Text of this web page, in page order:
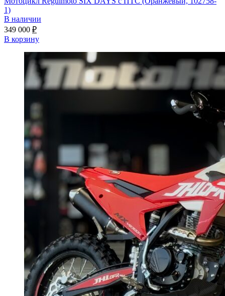
1)
В наличии
349 000 ₽
В корзину